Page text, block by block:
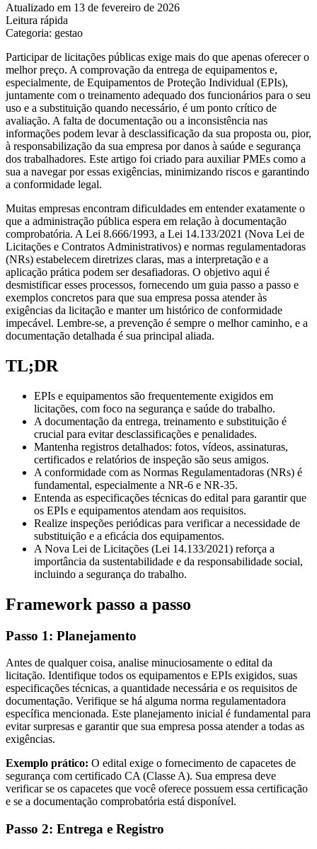
Atualizado em 13 de fevereiro de 2026
Leitura rápida
Categoria: gestao
Participar de licitações públicas exige mais do que apenas oferecer o
melhor preço. A comprovação da entrega de equipamentos e,
especialmente, de Equipamentos de Proteção Individual (EPIs),
juntamente com o treinamento adequado dos funcionários para o seu
uso e a substituição quando necessário, é um ponto crítico de
avaliação. A falta de documentação ou a inconsistência nas
informações podem levar à desclassificação da sua proposta ou, pior,
à responsabilização da sua empresa por danos à saúde e segurança
dos trabalhadores. Este artigo foi criado para auxiliar PMEs como a
sua a navegar por essas exigências, minimizando riscos e garantindo
a conformidade legal.
Muitas empresas encontram dificuldades em entender exatamente o
que a administração pública espera em relação à documentação
comprobatória. A Lei 8.666/1993, a Lei 14.133/2021 (Nova Lei de
Licitações e Contratos Administrativos) e normas regulamentadoras
(NRs) estabelecem diretrizes claras, mas a interpretação e a
aplicação prática podem ser desafiadoras. O objetivo aqui é
desmistificar esses processos, fornecendo um guia passo a passo e
exemplos concretos para que sua empresa possa atender às
exigências da licitação e manter um histórico de conformidade
impecável. Lembre-se, a prevenção é sempre o melhor caminho, e a
documentação detalhada é sua principal aliada.
TL;DR
EPIs e equipamentos são frequentemente exigidos em
licitações, com foco na segurança e saúde do trabalho.
A documentação da entrega, treinamento e substituição é
crucial para evitar desclassificações e penalidades.
Mantenha registros detalhados: fotos, vídeos, assinaturas,
certificados e relatórios de inspeção são seus amigos.
A conformidade com as Normas Regulamentadoras (NRs) é
fundamental, especialmente a NR-6 e NR-35.
Entenda as especificações técnicas do edital para garantir que
os EPIs e equipamentos atendam aos requisitos.
Realize inspeções periódicas para verificar a necessidade de
substituição e a eficácia dos equipamentos.
A Nova Lei de Licitações (Lei 14.133/2021) reforça a
importância da sustentabilidade e da responsabilidade social,
incluindo a segurança do trabalho.
Framework passo a passo
Passo 1: Planejamento
Antes de qualquer coisa, analise minuciosamente o edital da
licitação. Identifique todos os equipamentos e EPIs exigidos, suas
especificações técnicas, a quantidade necessária e os requisitos de
documentação. Verifique se há alguma norma regulamentadora
específica mencionada. Este planejamento inicial é fundamental para
evitar surpresas e garantir que sua empresa possa atender a todas as
exigências.
Exemplo prático: O edital exige o fornecimento de capacetes de
segurança com certificado CA (Classe A). Sua empresa deve
verificar se os capacetes que você oferece possuem essa certificação
e se a documentação comprobatória está disponível.
Passo 2: Entrega e Registro